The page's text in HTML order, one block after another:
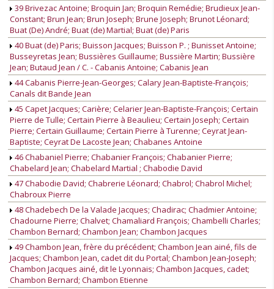
39 Brivezac Antoine; Broquin Jan; Broquin Remédie; Brudieux Jean-
Constant; Brun Jean; Brun Joseph; Brune Joseph; Brunot Léonard;
Buat (De) André; Buat (de) Martial; Buat (de) Paris
40 Buat (de) Paris; Buisson Jacques; Buisson P. ; Bunisset Antoine;
Busseyretas Jean; Bussières Guillaume; Bussière Martin; Bussière
Jean; Butaud Jean / C. - Cabanis Antoine; Cabanis Jean
44 Cabanis Pierre-Jean-Georges; Calary Jean-Baptiste-François;
Canals dit Bande Jean
45 Capet Jacques; Carière; Celarier Jean-Baptiste-François; Certain
Pierre de Tulle; Certain Pierre à Beaulieu; Certain Joseph; Certain
Pierre; Certain Guillaume; Certain Pierre à Turenne; Ceyrat Jean-
Baptiste; Ceyrat De Lacoste Jean; Chabanes Antoine
46 Chabaniel Pierre; Chabanier François; Chabanier Pierre;
Chabelard Jean; Chabelard Martial ; Chabodie David
47 Chabodie David; Chabrerie Léonard; Chabrol; Chabrol Michel;
Chabroux Pierre
48 Chadebech De la Valade Jacques; Chadirac; Chadmier Antoine;
Chadourne Pierre; Chalvet; Chamaliard François; Chambelli Charles;
Chambon Bernard; Chambon Jean; Chambon Jacques
49 Chambon Jean, frère du précédent; Chambon Jean ainé, fils de
Jacques; Chambon Jean, cadet dit du Portal; Chambon Jean-Joseph;
Chambon Jacques ainé, dit le Lyonnais; Chambon Jacques, cadet;
Chambon Bernard; Chambon Etienne